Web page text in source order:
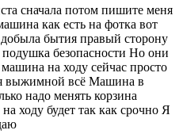
сначала потом пишите меня
как есть на фотка вот
бытия правый сторону
подушка безопасности Но они
на ходу сейчас просто
выжимной всё Машина в
надо менять корзина
ходу будет так как срочно Я